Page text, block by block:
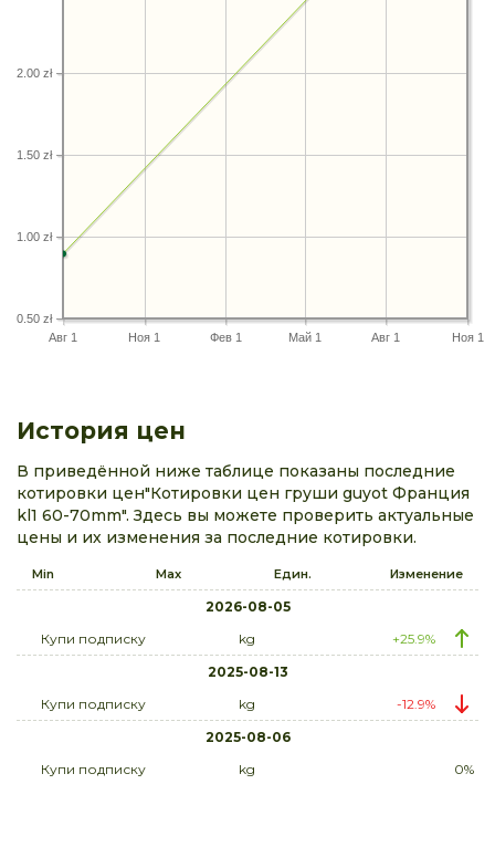
Авг 1 Ноя 1 Фев 1 Май 1 Авг 1 Ноя 1
0.50 zł
1.00 zł
1.50 zł
2.00 zł
История цен
В приведённой ниже таблице показаны последние
котировки цен"Котировки цен груши guyot Франция
kl1 60-70mm". Здесь вы можете проверить актуальные
цены и их изменения за последние котировки.
Min Max Един. Изменение
2026-08-05
Купи подписку
kg
+25.9%
2025-08-13
Купи подписку
kg
-12.9%
2025-08-06
Купи подписку
kg 0%